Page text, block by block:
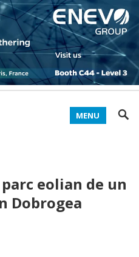
MENU
eolian de un
Dobrogea